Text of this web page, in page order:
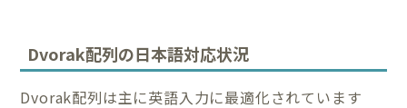
Dvorak配列の日本語対応状況
Dvorak配列は主に英語入力に最適化されています